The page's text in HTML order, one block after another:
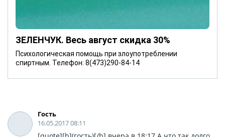
ЗЕЛЕНЧУК. Весь август скидка 30%
Психологическая помощь при злоупотреблении
спиртным. Телефон: 8(473)290-84-14
Гость
16.05.2017 08:11